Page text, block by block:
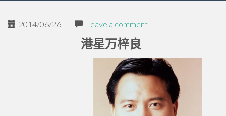
2014/06/26 | Leave a comment
港星万梓良